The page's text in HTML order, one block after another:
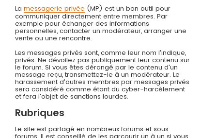
Lamessagerie privée (MP) est un bon outil pour
communiquer directement entre membres. Par
exemple pour échanger des informations
personnelles, contacter un modérateur, arranger une
vente ou une rencontre.
Les messages privés sont, comme leur nom l'indique,
privés. Ne dévoilez pas publiquement leur contenu sur
le forum. Si vous êtes dérangé par le contenu d'un
message reçu, transmettez-le à un modérateur. Le
harassement d'autres membres par messages privés
sera considéré comme étant du cyber-harcèlement
et fera l'objet de sanctions lourdes.
Rubriques
Le site est partagé en nombreux forums et sous